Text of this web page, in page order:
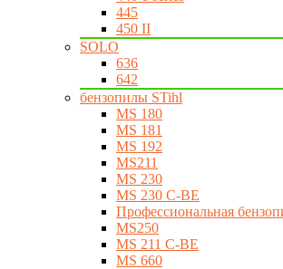
445
450 II
SOLO
636
642
бензопилы STihl
MS 180
MS 181
MS 192
MS211
MS 230
MS 230 C-BE
Профессиональная
MS250
MS 211 C-BE
MS 660